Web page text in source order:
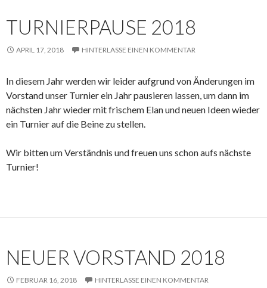
TURNIERPAUSE 2018
APRIL 17, 2018 HINTERLASSE EINEN KOMMENTAR
In diesem Jahr werden wir leider aufgrund von Änderungen im
Vorstand unser Turnier ein Jahr pausieren lassen, um dann im
nächsten Jahr wieder mit frischem Elan und neuen Ideen wieder
ein Turnier auf die Beine zu stellen.
Wir bitten um Verständnis und freuen uns schon aufs nächste
Turnier!
NEUER VORSTAND 2018
FEBRUAR 16, 2018 HINTERLASSE EINEN KOMMENTAR